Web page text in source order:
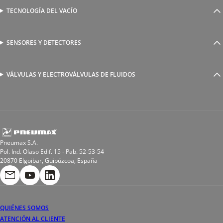
Válvulas complementarias
Racores rápidos
Reguladores de caudal
Racores para soldadura
TECNOLOGÍA DEL VACÍO
Ventosas
Válvulas y electroválvulas
SENSORES Y DETECTORES
Detectores magnéticos
VÁLVULAS Y ELECTROVÁLVULAS DE FLUIDOS
Electroválvulas de acción directa
Bobinas
Pneumax S.A.
Pol. Ind. Olaso Edif. 15 - Pab. 52-53-54
20870 Elgoibar, Guipúzcoa, España
QUIÉNES SOMOS
ATENCIÓN AL CLIENTE